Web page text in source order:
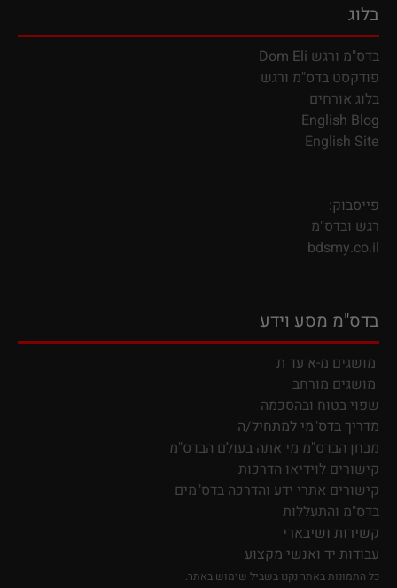
בלוג
בדס"מ ורגש Dom Eli
פודקסט בדס"מ ורגש
בלוג אורחים
English Blog
English Site
פייסבוק:
רגש ובדס"מ
bdsmy.co.il
בדס"מ מסע וידע
מושגים מ-א עד ת
מושגים מורחב
שפוי בטוח ובהסכמה
מדריך בדס"מי למתחיל/ה
מבחן הבדס"מ מי אתה בעולם הבדס"מ
קישורים לוידיאו הדרכות
קישורים אתרי ידע והדרכה בדס"מים
בדס"מ והתעללות
קשירות ושיבארי
עבודות יד ואנשי מקצוע
כל התמונות באתר נקנו בשביל שימוש באתר.